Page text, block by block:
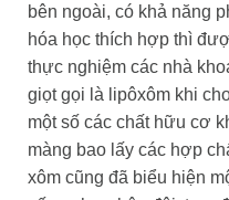
bên ngoài, có khả năng
hóa học thích hợp thì
thực nghiệm các nhà
giọt gọi là lipôxôm khi
một số các chất hữu cơ
màng bao lấy các hợp
xôm cũng đã biểu hiện